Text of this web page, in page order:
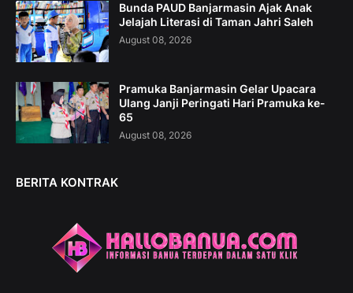
Bunda PAUD Banjarmasin Ajak Anak
Jelajah Literasi di Taman Jahri Saleh
August 08, 2026
Pramuka Banjarmasin Gelar Upacara
Ulang Janji Peringati Hari Pramuka ke-
65
August 08, 2026
BERITA KONTRAK